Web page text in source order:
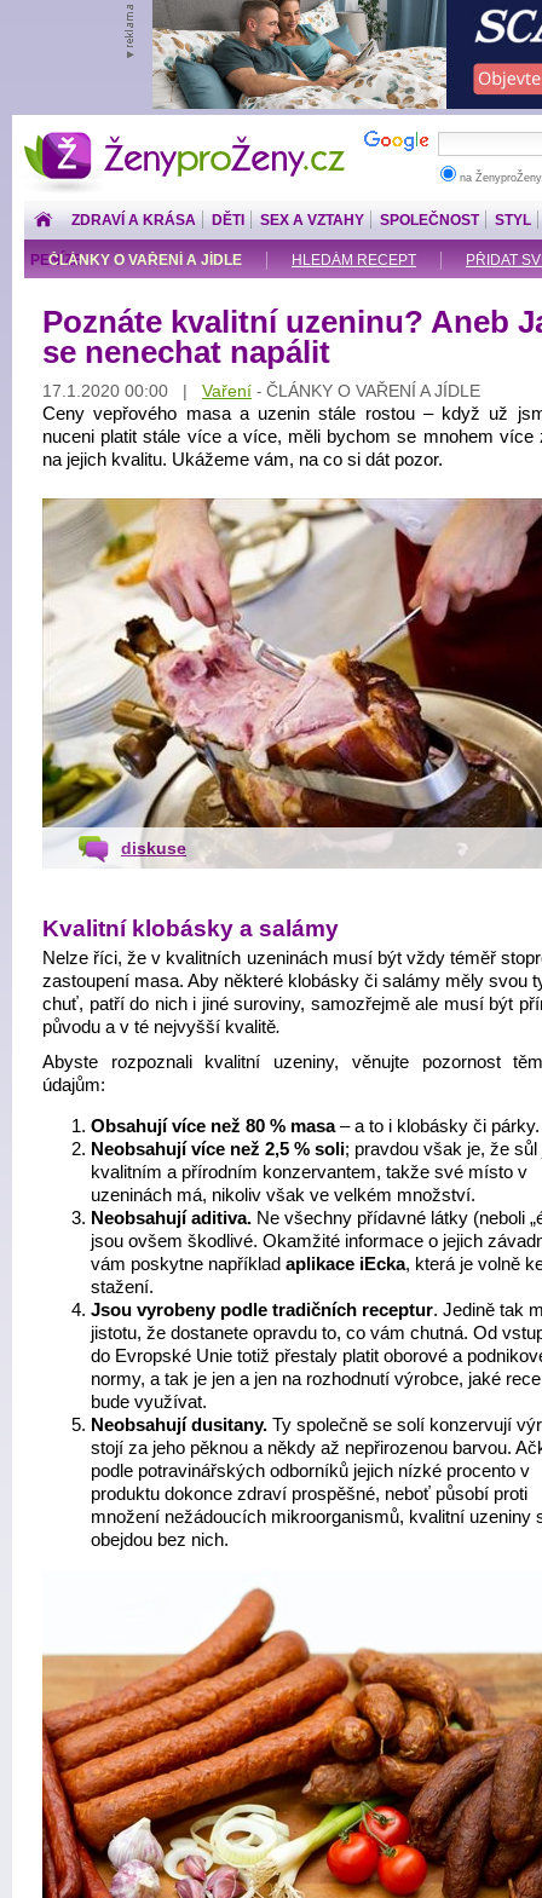
ŽenyproŽeny.cz
na
ZDRAVÍ A KRÁSA DĚTI SEX A VZTAHY SPOLEČNOST STYL
ČLÁNKY O VAŘENÍ A JÍDLE HLEDÁM RECEPT PŘIDAT
PENÍZE
Poznáte kvalitní uzeninu? Aneb
se nenechat napálit
17.1.2020 00:00 | Vaření - ČLÁNKY O VAŘENÍ A JÍDLE
Ceny vepřového masa a uzenin stále rostou – když už
nuceni platit stále více a více, měli bychom se mnohem více
na jejich kvalitu. Ukážeme vám, na co si dát pozor.
diskuse
Kvalitní klobásky a salámy
Nelze říci, že v kvalitních uzeninách musí být vždy téměř
zastoupení masa. Aby některé klobásky či salámy měly svou
chuť, patří do nich i jiné suroviny, samozřejmě ale musí být
původu a v té nejvyšší kvalitě.
Abyste rozpoznali kvalitní uzeniny, věnujte pozornost
údajům:
Obsahují více než 80 % masa– a to i klobásky či párky.
Neobsahují více než 2,5 % soli; pravdou však je, že sůl
kvalitním a přírodním konzervantem, takže své místo v
uzeninách má, nikoliv však ve velkém množství.
Neobsahují aditiva. Ne všechny přídavné látky (neboli
jsou ovšem škodlivé. Okamžité informace o jejich
vám poskytne například aplikace iEcka, která je volně
stažení.
Jsou vyrobeny podle tradičních receptur. Jedině tak
jistotu, že dostanete opravdu to, co vám chutná. Od
do Evropské Unie totiž přestaly platit oborové a
normy, a tak je jen a jen na rozhodnutí výrobce, jaké
bude využívat.
Neobsahují dusitany. Ty společně se solí konzervují
stojí za jeho pěknou a někdy až nepřirozenou barvou.
podle potravinářských odborníků jejich nízké procento v
produktu dokonce zdraví prospěšné, neboť působí proti
množení nežádoucích mikroorganismů, kvalitní uzeniny
obejdou bez nich.